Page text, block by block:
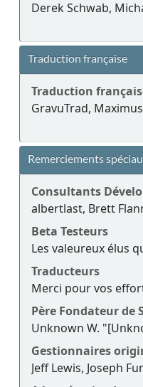
Derek Schwab,
Traduction française
Traduction
GravuTrad,
Remerciements
Consultants
albertlast, Brett
Beta Testeurs
Les valeureux élus
Traducteurs
Merci pour vos
Père Fondateur de
Unknown W.
Gestionnaires
Jeff Lewis, Joseph